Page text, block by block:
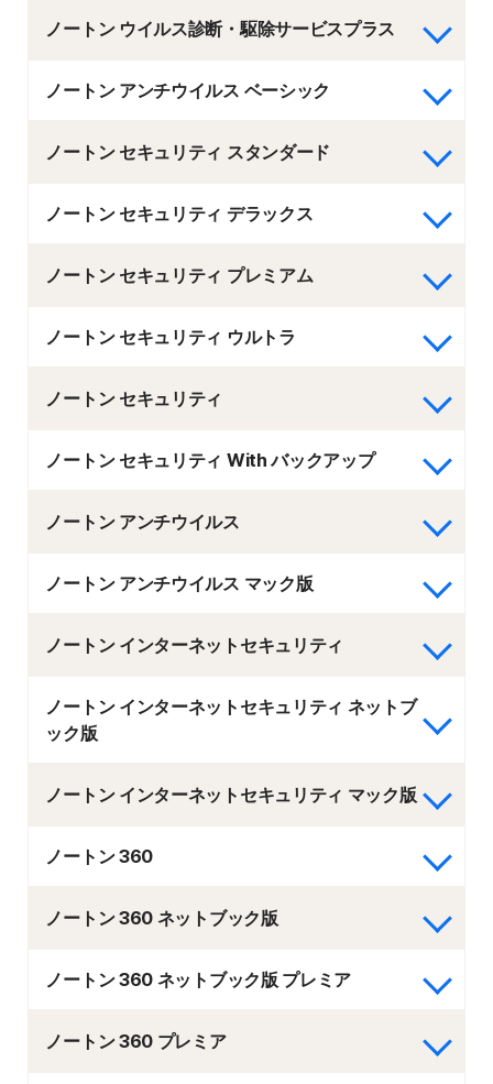
ノートン ウイルス診断・駆除サービスプラス
ノートン アンチウイルス ベーシック
ノートン セキュリティ スタンダード
ノートン セキュリティ デラックス
ノートン セキュリティ プレミアム
ノートン セキュリティ ウルトラ
ノートン セキュリティ
ノートン セキュリティ With バックアップ
ノートン アンチウイルス
ノートン アンチウイルス マック版
ノートン インターネットセキュリティ
ノートン インターネットセキュリティ ネットブ
ック版
ノートン インターネットセキュリティ マック版
ノートン 360
ノートン 360 ネットブック版
ノートン 360 ネットブック版 プレミア
ノートン 360 プレミア